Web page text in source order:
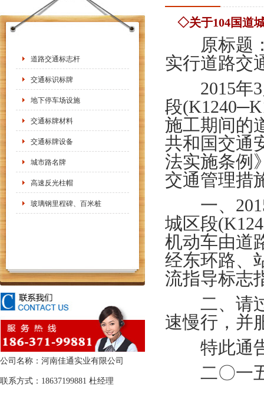
道路交通标志杆
交通标识标牌
地下停车场设施
交通标牌材料
交通标牌设备
城市路名牌
高速反光柱帽
玻璃钢里程碑、百米桩
公司名称：河南佳通实业有限公司
联系方式：18637199881 杜经理
◇关于104国道
原标题：
实行道路交
2015年3
段
施工期间的
共和国交通
法实施条例
交通管理措
一、2015
城区段
机动车由道
经东环路、
流指导标志
二、请过
速慢行，并
特此通
二〇一五